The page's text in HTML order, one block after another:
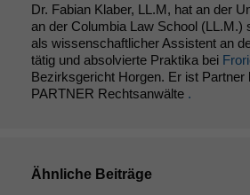
Dr. Fabian Klaber, LL.M, hat an der
an der Columbia Law School (LL.M.)
als wissenschaftlicher Assistent an
tätig und absolvierte Praktika bei
Bezirksgericht Horgen. Er ist Partner
PARTNER Rechtsanwälte .
Ähnliche Beiträge